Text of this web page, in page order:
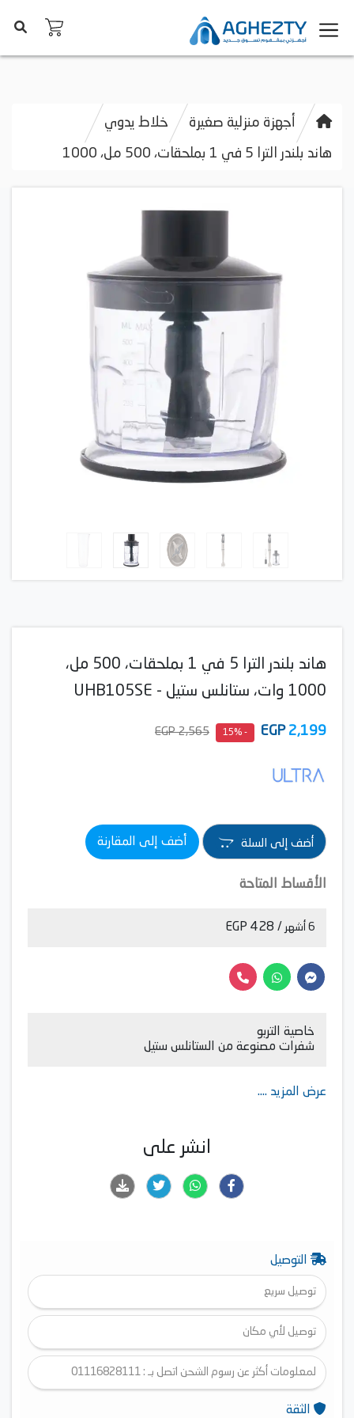
أجهزة منزلية صغيرة خلاط يدوي
هاند بلندر الترا 5 في 1 بملحقات، 500 مل، 1000
هاند بلندر الترا 5 في 1 بملحقات، 500 مل،
1000 وات، ستانلس ستيل - UHB105SE
2,199
EGP
- 15%
2,565 EGP
أضف إلى السلة أضف إلى المقارنة
الأقساط المتاحة
6 أشهر / 428 EGP
خاصية التربو
شفرات مصنوعة من الستانلس ستيل
عرض المزيد ....
انشر على
التوصيل
توصيل سريع
توصيل لأي مكان
لمعلومات أكثر عن رسوم الشحن اتصل بـ : 01116828111
الثقة